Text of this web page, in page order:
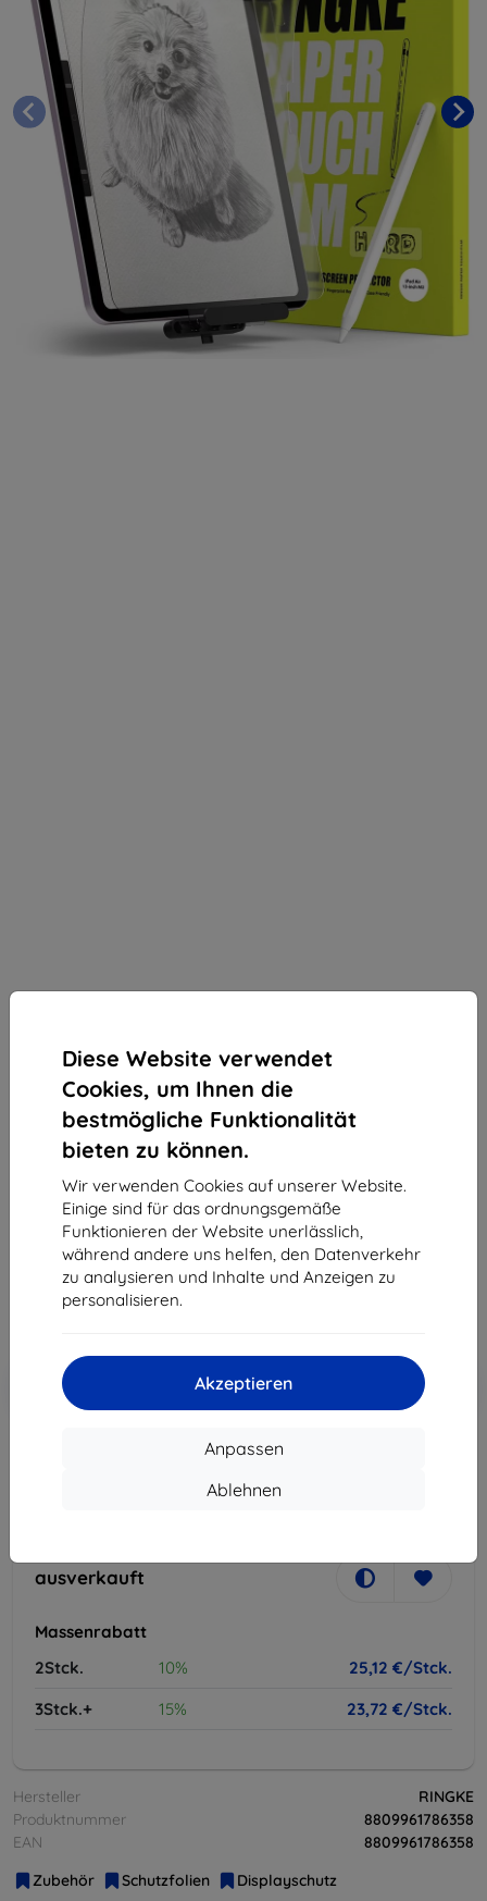
Diese Website verwendet
Cookies, um Ihnen die
bestmögliche Funktionalität
bieten zu können.
Wir verwenden Cookies auf unserer Website.
Einige sind für das ordnungsgemäße
Funktionieren der Website unerlässlich,
während andere uns helfen, den Datenverkehr
zu analysieren und Inhalte und Anzeigen zu
personalisieren.
Akzeptieren
Anpassen
Ablehnen
RINGKE Paper Touch Schutzhülle 2er-Pack für iPad
Air 13 2024, klar (8809961786358)
Produktbeschreibung
27,91 €
25,12 €
-10%
Rabatt mit Gutschein
Warenkorb
ausverkauft
Massenrabatt
2Stck.
10%
25,12 €/Stck.
3Stck.+
15% 23,72 €/Stck.
Hersteller
RINGKE
Produktnummer
8809961786358
EAN
8809961786358
Zubehör
Schutzfolien Displayschutz